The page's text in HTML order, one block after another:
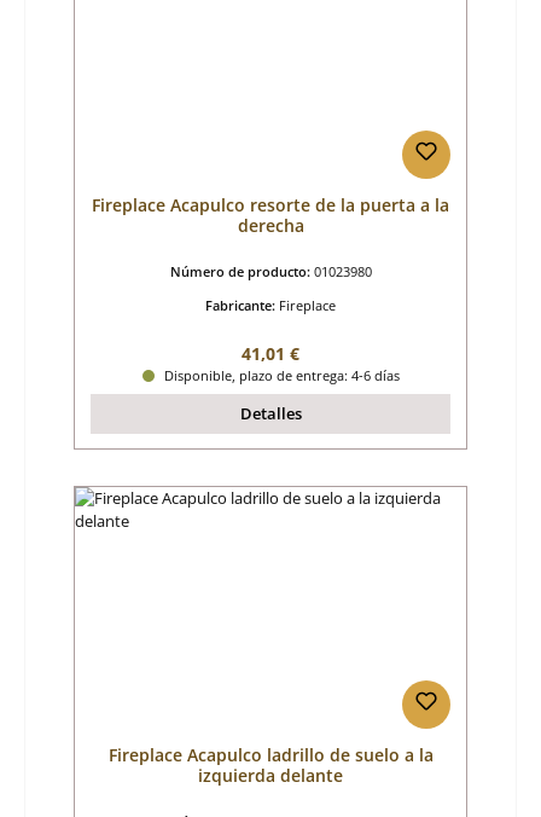
Fireplace Acapulco resorte de la puerta a la
derecha
Número de producto: 01023980
Fabricante: Fireplace
Precio normal:
41,01 €
Disponible, plazo de entrega: 4-6 días
Detalles
Fireplace Acapulco ladrillo de suelo a la
izquierda delante